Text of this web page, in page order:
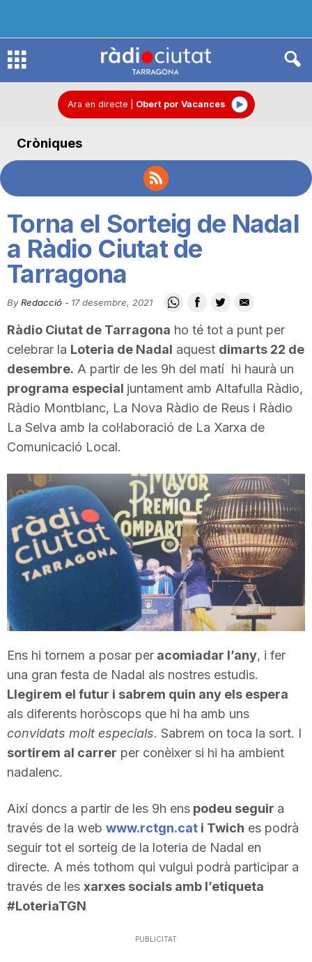
R
d
o
C
i
u
t
d
r
r
g
o
Ara en directe Obert por Vacances
Cròniques
Torna el Sorteig de Nadal
a Ràdio Ciutat de
Tarragona
By Redacció - 17 desembre, 2021
Ràdio Ciutat de Tarragona ho té tot a punt per
celebrar la Loteria de Nadal aquest dimarts 22 de
desembre. A partir de les 9h del matí hi haurà un
programa especial juntament amb Altafulla Ràdio,
Ràdio Montblanc, La Nova Ràdio de Reus i Ràdio
La Selva amb la col·laboració de La Xarxa de
Comunicació Local.
Ens hi tornem a posar per acomiadar l’any, i fer
una gran festa de Nadal als nostres estudis.
Llegirem el futur i sabrem quin any els espera
als diferents horòscops que hi ha amb uns
convidats molt especials. Sabrem on toca la sort. I
sortirem al carrer per conèixer si hi ha ambient
nadalenc.
Així doncs a partir de les 9h ens podeu seguir a
través de la web www.rctgn.cat i Twich es podrà
seguir tot el sorteig de la loteria de Nadal en
directe. A més tothom qui vulgui podrà participar a
través de les xarxes socials amb l’etiqueta
#LoteriaTGN
PUBLICITAT